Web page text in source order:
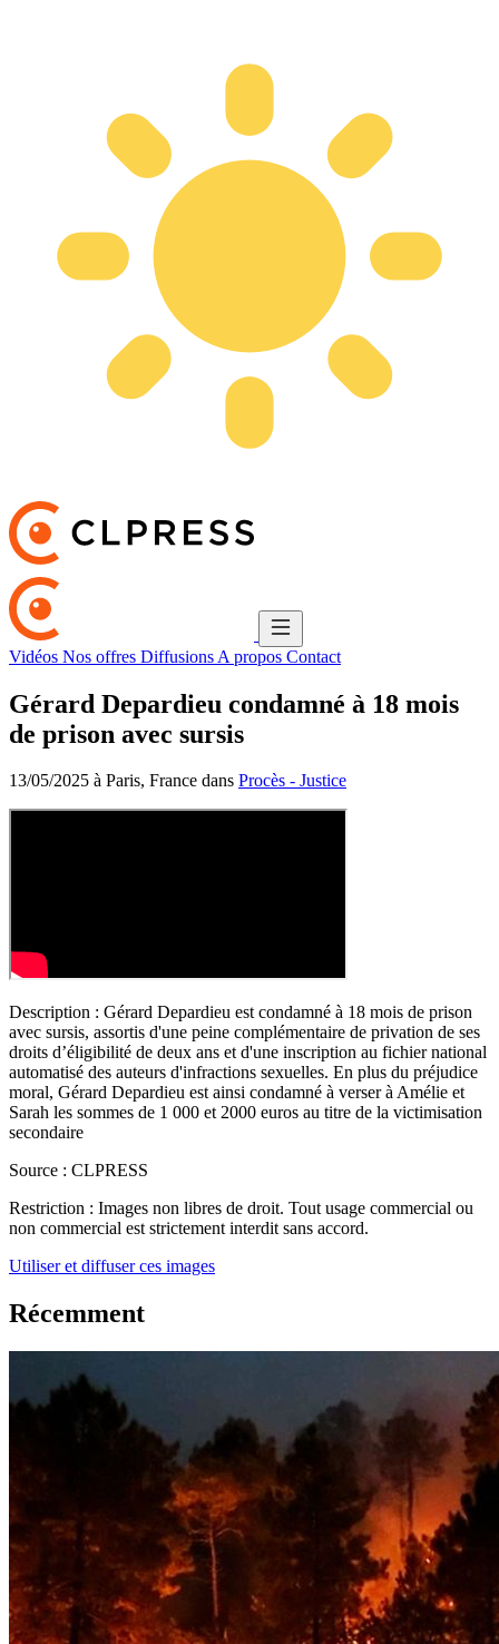
Vidéos Nos offres Diffusions A propos Contact
Gérard Depardieu condamné à 18 mois
de prison avec sursis
13/05/2025 à Paris, France dans Procès - Justice
Description : Gérard Depardieu est condamné à 18 mois de prison
avec sursis, assortis d'une peine complémentaire de privation de ses
droits d’éligibilité de deux ans et d'une inscription au fichier national
automatisé des auteurs d'infractions sexuelles. En plus du préjudice
moral, Gérard Depardieu est ainsi condamné à verser à Amélie et
Sarah les sommes de 1 000 et 2000 euros au titre de la victimisation
secondaire
Source : CLPRESS
Restriction : Images non libres de droit. Tout usage commercial ou
non commercial est strictement interdit sans accord.
Utiliser et diffuser ces images
Récemment